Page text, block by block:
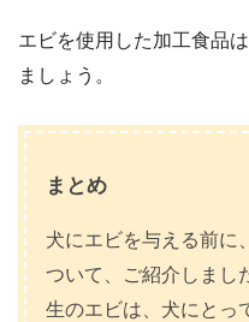
エビを使用した加工食品
ましょう。
まとめ
犬にエビを与える前に
ついて、ご紹介しまし
生のエビは、犬にとっ